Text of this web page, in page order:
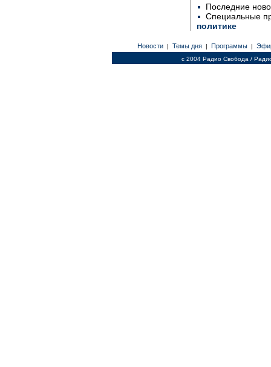
Последние
Специальные
политике
Новости | Темы дня | Программы |
c 2004 Радио Свобода /